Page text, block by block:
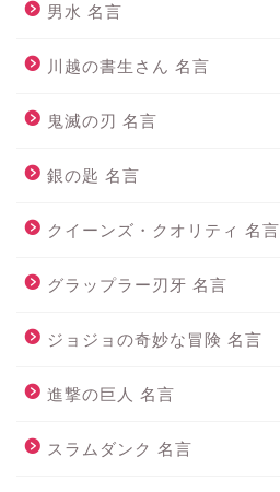
男水 名言
川越の書生さん 名言
鬼滅の刃 名言
銀の匙 名言
クイーンズ・クオリティ 名言
グラップラー刃牙 名言
ジョジョの奇妙な冒険 名言
進撃の巨人 名言
スラムダンク 名言